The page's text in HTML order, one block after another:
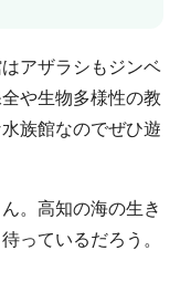
アザラシもジンベ
や生物多様性の教
族館なのでぜひ遊
。高知の海の生き
っているだろう。